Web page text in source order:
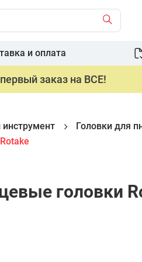
и оплата
заказ на ВСЕ!
Головки для
Rotake
головки